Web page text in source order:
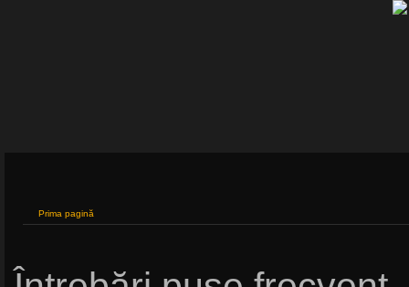
Prima pagină